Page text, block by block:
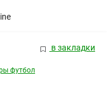
в закладки
футбол